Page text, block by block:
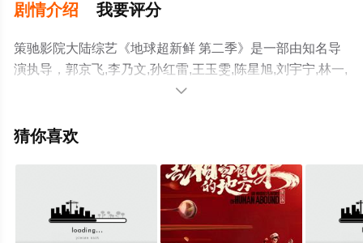
剧情介绍 我要评分
策驰影院大陆综艺《地球超新鲜 第二季》是一部由知名导
演执导，郭京飞,李乃文,孙红雷,王玉雯,陈星旭,刘宇宁,林一,
龚俊等演员精彩演绎的中国大陆综艺，手机免费观看高清
移步至豆瓣综艺、电视猫或剧情网等平台了解。

猜你喜欢